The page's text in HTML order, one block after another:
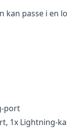
passe i
port
1x Lightning-